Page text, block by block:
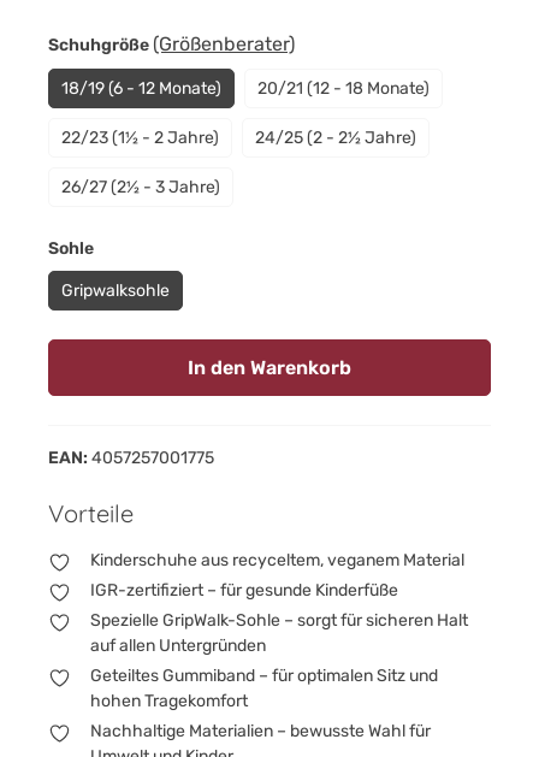
Schuhgrößeauswählen
(Größenberater)
18/19 (6 - 12 Monate) 20/21 (12 - 18 Monate)
22/23 (1½ - 2 Jahre) 24/25 (2 - 2½ Jahre)
26/27 (2½ - 3 Jahre)
Sohleauswählen
Gripwalksohle
In den Warenkorb
EAN: 4057257001775
Vorteile
Kinderschuhe aus recyceltem, veganem Material
IGR-zertifiziert – für gesunde Kinderfüße
Spezielle GripWalk-Sohle – sorgt für sicheren Halt
auf allen Untergründen
Geteiltes Gummiband – für optimalen Sitz und
hohen Tragekomfort
Nachhaltige Materialien – bewusste Wahl für